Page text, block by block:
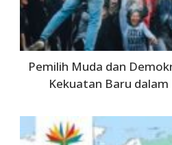
Pemilih Muda dan
Kekuatan Baru